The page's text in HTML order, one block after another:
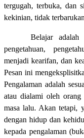
tergugah, terbuka, dan
kekinian, tidak
Belajar adalah
pengetahuan,
menjadi kearifan, dan
Pesan ini
Pengalaman adalah
atau dialami oleh
masa lalu. Akan tetapi,
dengan hidup dan
kepada pengalaman